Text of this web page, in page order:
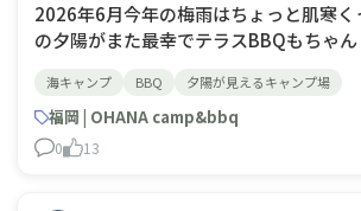
2026年6月今年の梅雨はちょっと肌寒く
の夕陽がまた最幸でテラスBBQもちゃ
終われば梅雨明けですね！夏キャンプ！
海キャンプ BBQ 夕陽が見えるキャンプ場
福岡 | OHANA camp&bbq
0 13